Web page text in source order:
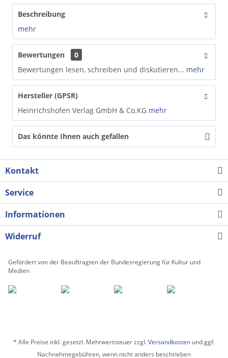
Beschreibung
mehr
Bewertungen
0
Bewertungen lesen, schreiben und diskutieren... mehr
Hersteller (GPSR)
Heinrichshofen Verlag GmbH & Co.KG mehr
Das könnte Ihnen auch gefallen
Kontakt
Service
Informationen
Widerruf
Gefördert von der Beauftragten der Bundesregierung für Kultur und
Medien
* Alle Preise inkl. gesetzl. Mehrwertsteuer zzgl.Versandkosten und ggf.
Nachnahmegebühren, wenn nicht anders beschrieben